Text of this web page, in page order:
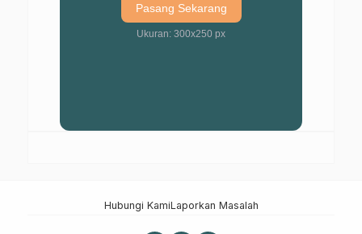
Pasang Sekarang
Ukuran: 300x250 px
Hubungi KamiLaporkan Masalah